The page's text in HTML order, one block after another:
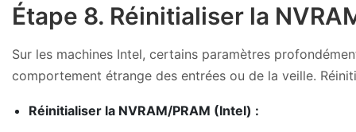
Étape 8. Réinitialiser la
Sur les machines Intel, certains paramètres
comportement étrange des entrées ou de la veille.
Réinitialiser la NVRAM/PRAM (Intel) :